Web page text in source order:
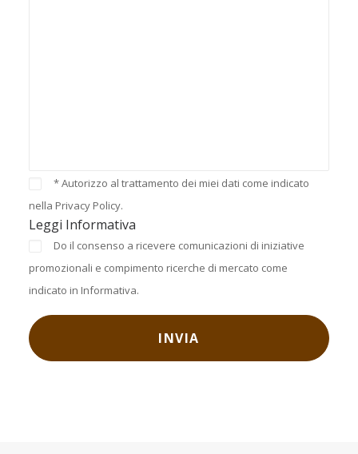
* Autorizzo al trattamento dei miei dati come indicato
nella Privacy Policy.
Leggi Informativa
Do il consenso a ricevere comunicazioni di iniziative
promozionali e compimento ricerche di mercato come
indicato in Informativa.